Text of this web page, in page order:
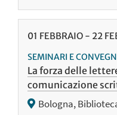
01 FEBBRAIO - 22
SEMINARI E
La forza delle
comunicazione
Bologna,